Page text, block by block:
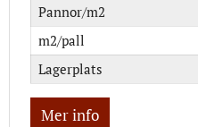
Pannor/m2
m2/pall
Lagerplats
Mer info